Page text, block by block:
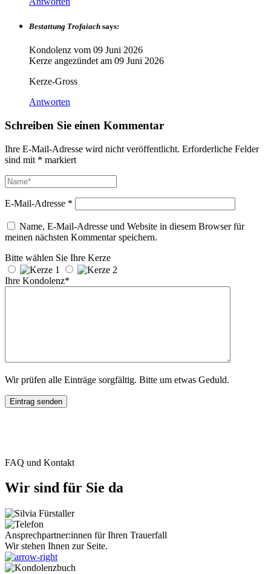
Bestattung Trofaiach says:
Kondolenz vom 09 Juni 2026
Kerze angezündet am 09 Juni 2026
Kerze-Gross
Antworten
Schreiben Sie einen Kommentar
Ihre E-Mail-Adresse wird nicht veröffentlicht. Erforderliche Felder
sind mit * markiert
E-Mail-Adresse *
Name, E-Mail-Adresse und Website in diesem Browser für
meinen nächsten Kommentar speichern.
Bitte wählen Sie Ihre Kerze
Ihre Kondolenz*
Wir prüfen alle Einträge sorgfältig. Bitte um etwas Geduld.
FAQ und Kontakt
Wir sind für Sie da
Ansprechpartner:innen für Ihren Trauerfall
Wir stehen Ihnen zur Seite.